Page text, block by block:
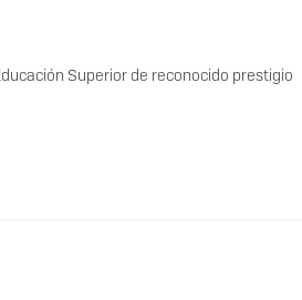
Superior de reconocido prestigio